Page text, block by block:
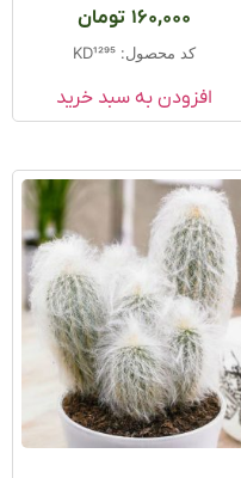
4.83
160,000 تومان
کد محصول: KD1295
افزودن به سبد خرید